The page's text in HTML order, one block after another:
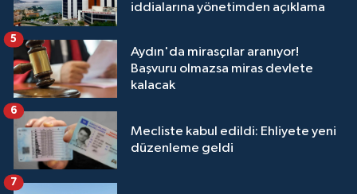
iddialarına yönetimden açıklama
Aydın'da mirasçılar aranıyor!
Başvuru olmazsa miras devlete
kalacak
5
Mecliste kabul edildi: Ehliyete yeni
düzenleme geldi
6
7